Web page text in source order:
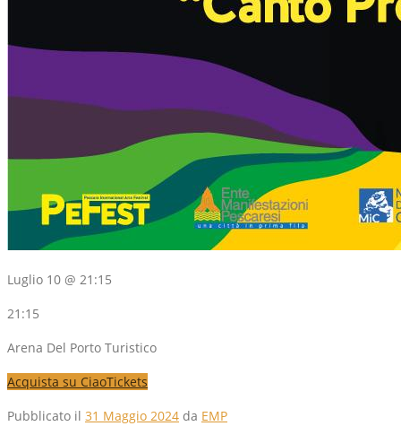
Luglio 10 @ 21:15
21:15
Arena Del Porto Turistico
Acquista su CiaoTickets
Pubblicato il 31 Maggio 2024 da EMP